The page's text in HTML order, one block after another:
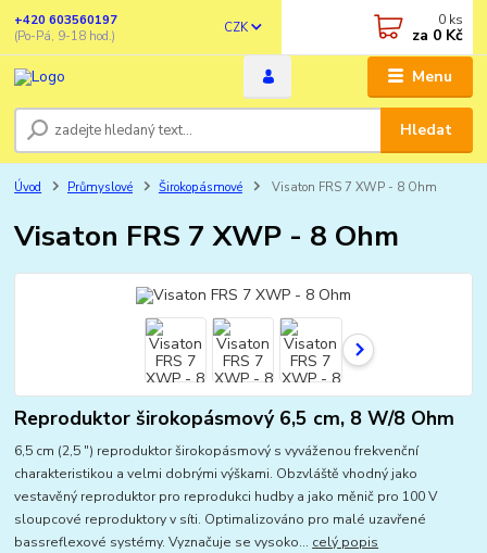
Menu
CZK
Hledat
+420 603560197
(Po-Pá, 9-18 hod.)
0 ks
za 0 Kč
Úvod Průmyslové Širokopásmové Visaton FRS 7 XWP - 8 Ohm
Visaton FRS 7 XWP - 8 Ohm
Reproduktor širokopásmový 6,5 cm, 8 W/8 Ohm
6,5 cm (2,5 ") reproduktor širokopásmový s vyváženou frekvenční
charakteristikou a velmi dobrými výškami. Obzvláště vhodný jako
vestavěný reproduktor pro reprodukci hudby a jako měnič pro 100 V
sloupcové reproduktory v síti. Optimalizováno pro malé uzavřené
bassreflexové systémy. Vyznačuje se vysoko... celý popis